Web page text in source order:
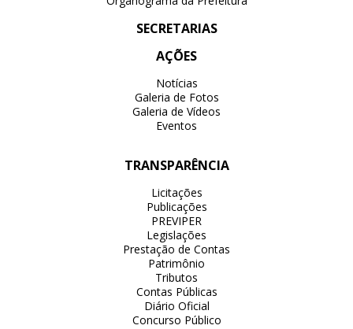
SECRETARIAS
AÇÕES
Notícias
Galeria de Fotos
Galeria de Vídeos
Eventos
TRANSPARÊNCIA
Licitações
Publicações
PREVIPER
Legislações
Prestação de Contas
Patrimônio
Tributos
Contas Públicas
Diário Oficial
Concurso Público